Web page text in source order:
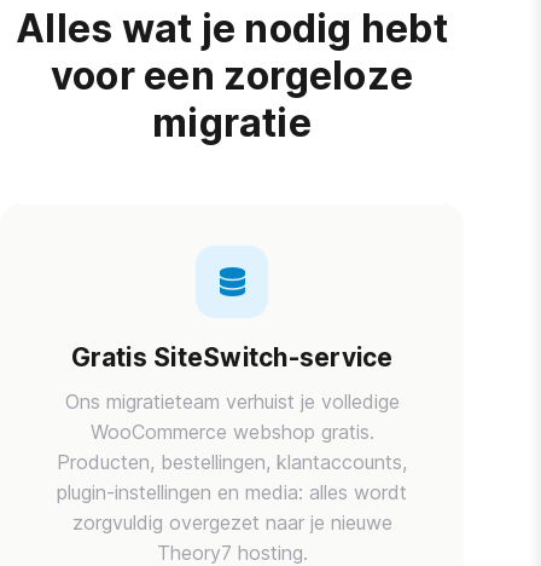
Alles wat je nodig hebt
voor een zorgeloze
migratie
Gratis SiteSwitch-service
Ons migratieteam verhuist je volledige
WooCommerce webshop gratis.
Producten, bestellingen, klantaccounts,
plugin-instellingen en media: alles wordt
zorgvuldig overgezet naar je nieuwe
Theory7 hosting.